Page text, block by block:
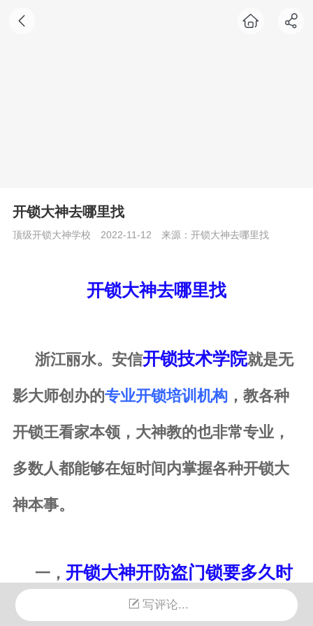
开锁大神去哪里找
顶级开锁大神学校 2022-11-12 来源：开锁大神去哪里找
开锁大神去哪里找
浙江丽水。安信开锁技术学院就是无
影大师创办的专业开锁培训机构 ，教各种
开锁王看家本领，大神教的也非常专业，
多数人都能够在短时间内掌握各种开锁大
神本事。
一，开锁大神开防盗门锁要多久时
间？
写评论...